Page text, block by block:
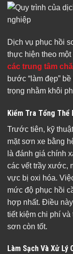
Dịch vụ phục hồi
thực hiện theo
các trung tâm
bước “làm đẹp”
trọng nhằm khôi
Kiểm Tra Tổng Thể
Trước tiên, kỹ
mặt sơn xe bằng
là đánh giá chính
các vết trầy xước,
vực bị oxi hóa.
mức độ phục hồi
hợp nhất. Điều
tiết kiệm chi phí
sơn còn tốt.
Làm Sạch Và Xử Lý